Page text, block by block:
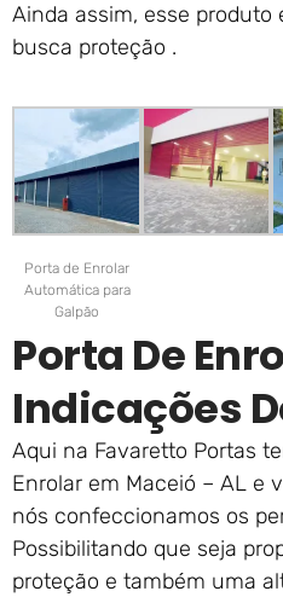
Ainda assim, esse produto
busca proteção .
Porta de Enrolar
Automática para
Galpão
Porta De
Indicações
Aqui na Favaretto Portas
Enrolar em Maceió – AL e
nós confeccionamos os
Possibilitando que seja
proteção e também uma